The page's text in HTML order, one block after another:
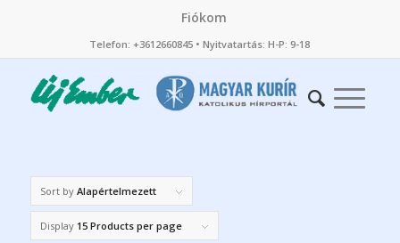
Fiókom
Telefon: +3612660845 • Nyitvatartás: H-P: 9-18
Sort by Alapértelmezett
Display 15 Products per page